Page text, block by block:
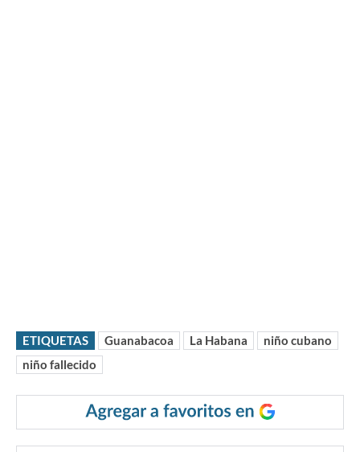
ETIQUETAS Guanabacoa La Habana
niño cubano
niño fallecido